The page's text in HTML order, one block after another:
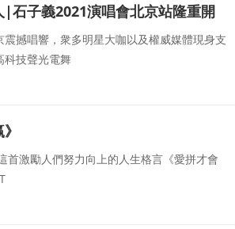
石子義2021演唱會北京站隆重開
撼唱響，衆多明星大咖以及權威媒體現身支
科技聲光電舞
首激勵人們努力向上的人生格言《愛拼才會